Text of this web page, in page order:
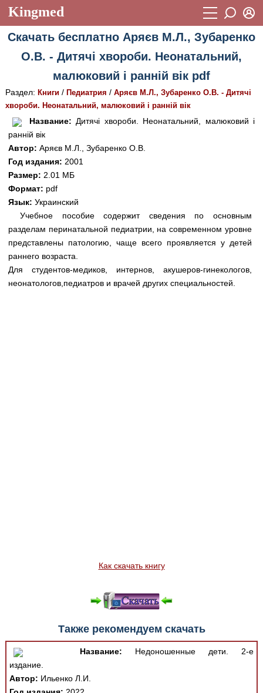
Kingmed
Учебный материал
Видеогалерея 899
Истории болезней 1268
Лекции и презентации
Аккредитационные тесты
Методические рекомендации
Научно-популярное
Новости (244)
Медицинская стандартизация
Нормативы экстренной и неотложной помощи
Восстановить пароль
Регистрация
Вход
Скачать бесплатно Аряєв М.Л., Зубаренко
О.В. - Дитячі хвороби. Неонатальний,
малюковий і ранній вік pdf
Раздел: Книги/ Педиатрия / Аряєв М.Л., Зубаренко О.В. - Дитячі
хвороби. Неонатальний, малюковий і ранній вік
Название: Дитячі хвороби. Неонатальний, малюковий і
ранній вік
Автор: Аряєв М.Л., Зубаренко О.В.
Год издания: 2001
Размер: 2.01 МБ
Формат: pdf
Язык: Украинский
Учебное пособие содержит сведения по основным
разделам перинатальной педиатрии, на современном уровне
представлены патологию, чаще всего проявляется у детей
раннего возраста.
Для студентов-медиков, интернов, акушеров-гинекологов,
неонатологов,педиатров и врачей других специальностей.
Как скачать книгу
Также рекомендуем скачать
Название: Недоношенные дети. 2-е
издание.
Автор: Ильенко Л.И.